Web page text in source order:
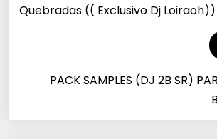
Quebradas (( Exclusivo Dj Loiraoh))
PACK SAMPLES (DJ 2B SR)